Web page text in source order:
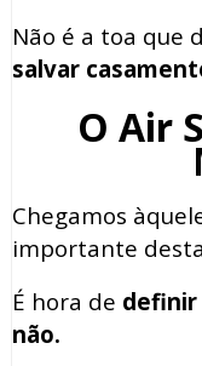
Não é a toa que
salvar
O Air
Chegamos
importante
É hora de definir
não.